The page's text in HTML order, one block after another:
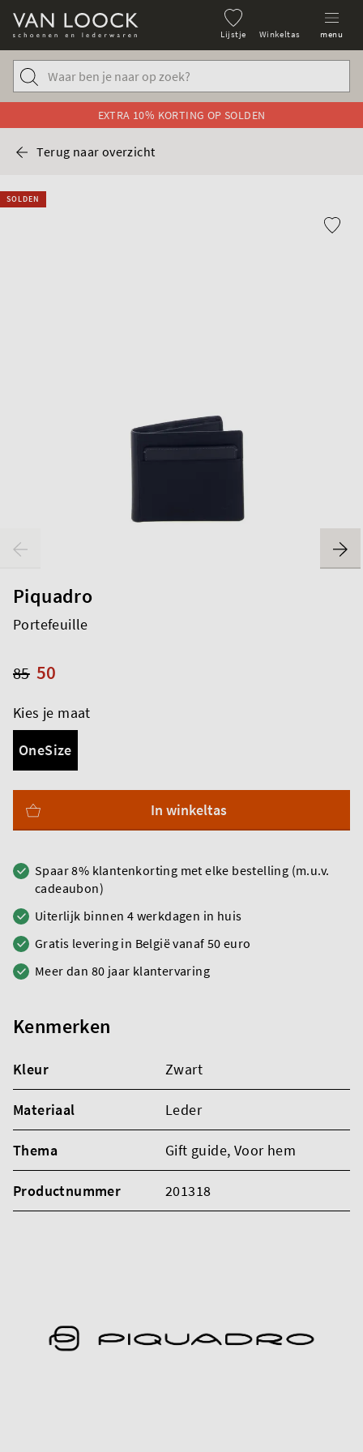
Lijstje Winkeltas menu
EXTRA 10% KORTING OP SOLDEN
Terug naar overzicht
SOLDEN
Piquadro
Portefeuille
50
85
Kies je maat
OneSize
In winkeltas
Spaar 8% klantenkorting met elke bestelling (m.u.v.
cadeaubon)
Uiterlijk binnen 4 werkdagen in huis
Gratis levering in België vanaf 50 euro
Meer dan 80 jaar klantervaring
Kenmerken
Kleur Zwart
Materiaal Leder
Thema Gift guide, Voor hem
Productnummer 201318